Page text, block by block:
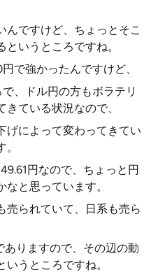
んですけど、ちょっとそこ
いうところですね。
で強かったんですけど、
、ドル円の方もボラテリ
ている状況なので、
げによって変わってきてい
円なので、ちょっと円
と思っています。
売られていて、日系も売ら
ありますので、その辺の動
うところですね。